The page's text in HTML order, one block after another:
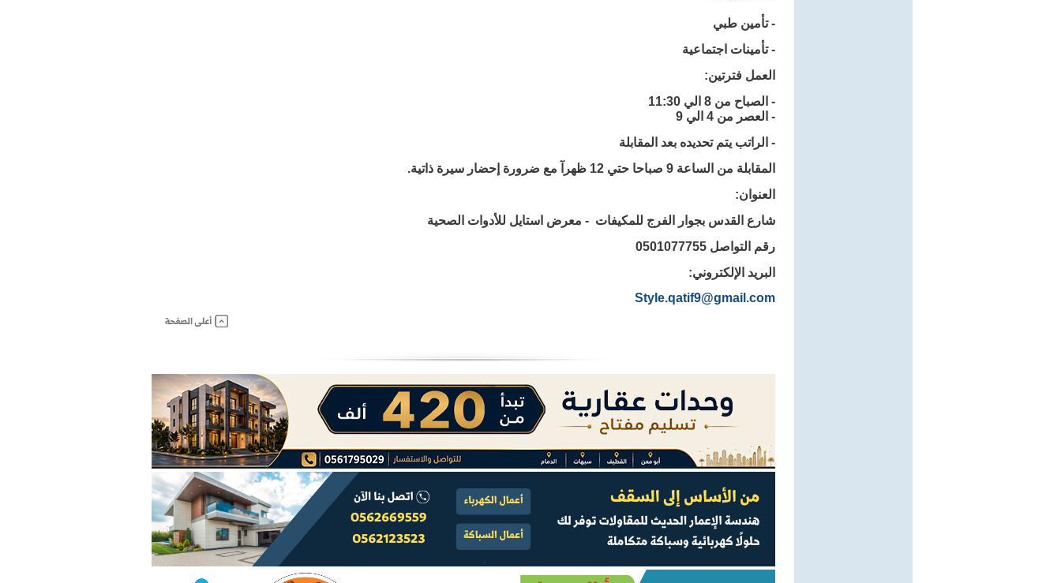
- تأمين طبي
- تأمينات اجتماعية
العمل فترتين:
- الصباح من 8 الي 11:30
- العصر من 4 الي 9
- الراتب يتم تحديده بعد المقابلة
المقابلة من الساعة 9 صباحا حتي 12 ظهرآ مع ضرورة إحضار سيرة ذاتية.
العنوان:
شارع القدس بجوار الفرج للمكيفات - معرض استايل للأدوات الصحية
رقم التواصل 0501077755
البريد الإلكتروني:
Style.qatif9@gmail.com